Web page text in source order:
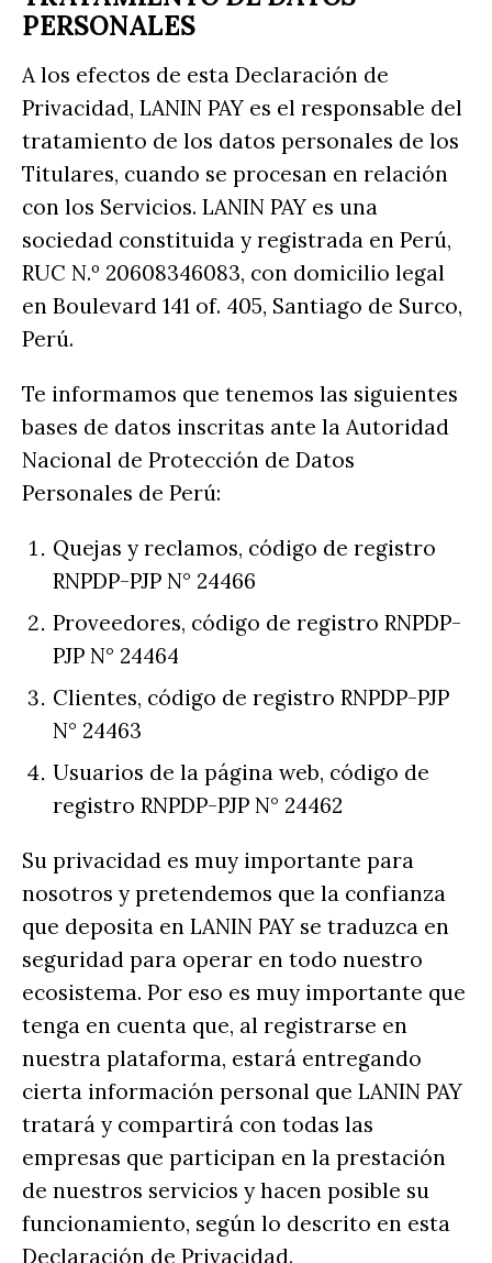
PERSONALES
A los efectos de esta Declaración de
Privacidad, LANIN PAY es el responsable del
tratamiento de los datos personales de los
Titulares, cuando se procesan en relación
con los Servicios. LANIN PAY es una
sociedad constituida y registrada en Perú,
RUC N.º 20608346083, con domicilio legal
en Boulevard 141 of. 405, Santiago de Surco,
Perú.
Te informamos que tenemos las siguientes
bases de datos inscritas ante la Autoridad
Nacional de Protección de Datos
Personales de Perú:
Quejas y reclamos, código de registro
RNPDP-PJP N° 24466
Proveedores, código de registro RNPDP-
PJP N° 24464
Clientes, código de registro RNPDP-PJP
N° 24463
Usuarios de la página web, código de
registro RNPDP-PJP N° 24462
Su privacidad es muy importante para
nosotros y pretendemos que la confianza
que deposita en LANIN PAY se traduzca en
seguridad para operar en todo nuestro
ecosistema. Por eso es muy importante que
tenga en cuenta que, al registrarse en
nuestra plataforma, estará entregando
cierta información personal que LANIN PAY
tratará y compartirá con todas las
empresas que participan en la prestación
de nuestros servicios y hacen posible su
funcionamiento, según lo descrito en esta
Declaración de Privacidad.